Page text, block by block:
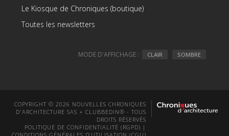
Le Kiosque de Chroniques (boutique)
Toutes les newsletters
MODE D'AFFICHAGE : CLAIR SOMBRE
COPYRIGHT © 2026 NOUVELLES CHRONIQUES
D'ARCHITECTURE SAS + CLUBBEDIN® - TOUS
DROITS RÉSERVÉS
POLITIQUE DE CONFIDENTIALITÉ (RGPD) |